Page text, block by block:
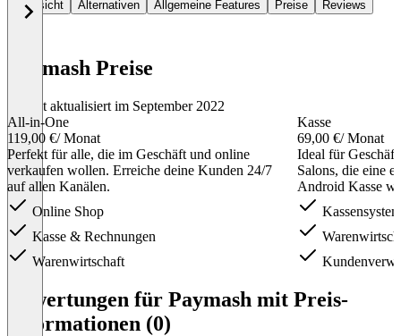
Übersicht Alternativen Allgemeine Features Preise Reviews
Paymash Preise
Zuletzt aktualisiert im September 2022
All-in-One
119,00 €/ Monat
Perfekt für alle, die im Geschäft und online
verkaufen wollen. Erreiche deine Kunden 24/7
auf allen Kanälen.
Online Shop
Kasse & Rechnungen
Warenwirtschaft
Kasse
69,00 €/ Monat
Ideal für
Salons, die eine
Android Kasse
Kassensystem
Bewertungen für Paymash mit Preis-
Informationen (0)